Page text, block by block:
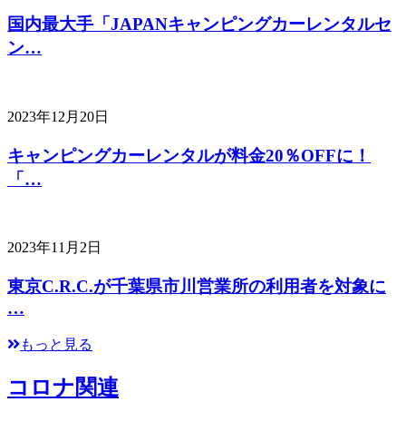
国内最大手「JAPANキャンピングカーレンタルセ
ン…
2023年12月20日
キャンピングカーレンタルが料金20％OFFに！
「…
2023年11月2日
東京C.R.C.が千葉県市川営業所の利用者を対象に
…
もっと見る
コロナ関連